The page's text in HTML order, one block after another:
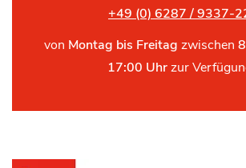
+49 (0) 6287 / 9337-
von Montag bis Freitag zwischen
17:00 Uhrzur